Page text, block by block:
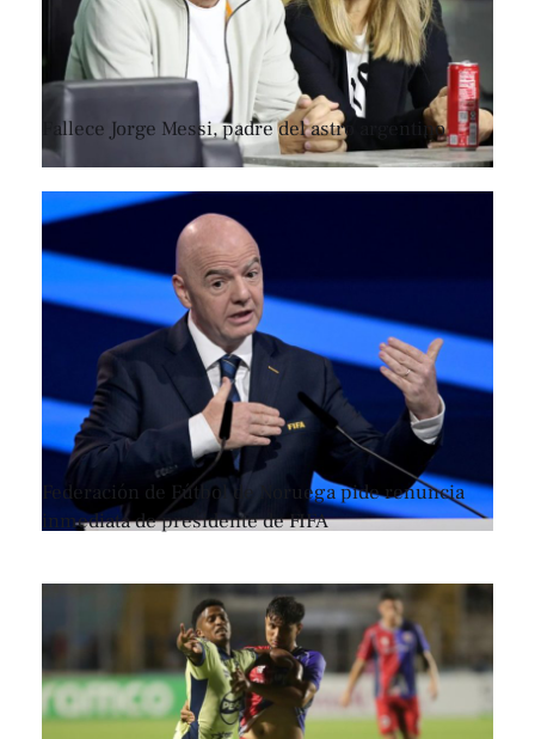
Fallece Jorge Messi, padre del astro argentino
Federación de Fútbol de Noruega pide renuncia
inmediata de presidente de FIFA